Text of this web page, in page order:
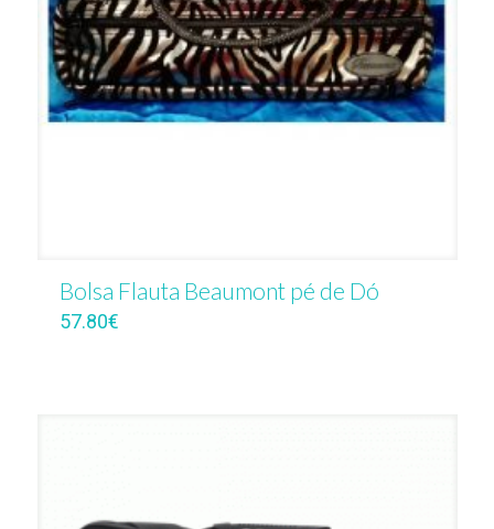
Bolsa Flauta Beaumont pé de Dó
57.80€